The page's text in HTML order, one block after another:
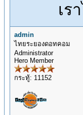
เร
admin
ไทยระยองดอทคอม
Administrator
Hero Member
กระทู้: 11152